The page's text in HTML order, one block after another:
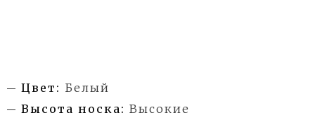
Цвет: Белый
Высота носка: Высокие